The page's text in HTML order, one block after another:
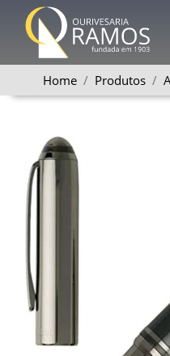
Home Produtos